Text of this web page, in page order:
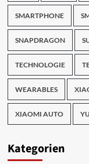
SMARTPHONE
SNAPDRAGON
TECHNOLOGIE
WEARABLES
XIAOMI AUTO
Kategorien